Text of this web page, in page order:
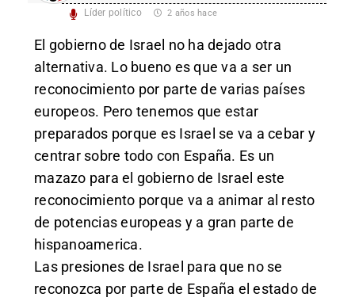
Líder político 2 años hace
El gobierno de Israel no ha dejado otra
alternativa. Lo bueno es que va a ser un
reconocimiento por parte de varias países
europeos. Pero tenemos que estar
preparados porque es Israel se va a cebar y
centrar sobre todo con España. Es un
mazazo para el gobierno de Israel este
reconocimiento porque va a animar al resto
de potencias europeas y a gran parte de
hispanoamerica.
Las presiones de Israel para que no se
reconozca por parte de España el estado de